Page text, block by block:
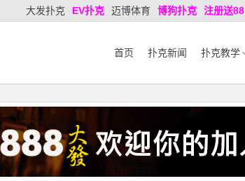
大发扑克 EV扑克 迈博体育 博狗扑克 注册送88
首页 扑克新闻 扑克教学